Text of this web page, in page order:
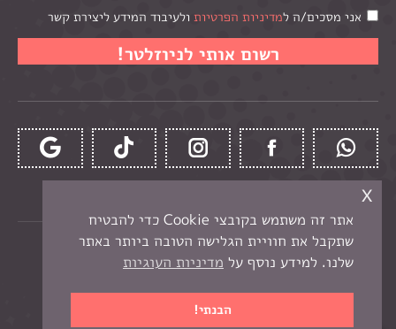
אני מסכים/ה למדיניות הפרטיות ולעיבוד המידע ליצירת קשר
כל הזכויות שמורות לקרן -חנות יצירה בנתניה
תפריט תחתון
בניית אתר מכירות
אתר זה משתמש בקובצי Cookie כדי להבטיח
שתקבל את חוויית הגלישה הטובה ביותר באתר
שלנו. למידע נוסף על מדיניות העוגיות
הבנתי!
x